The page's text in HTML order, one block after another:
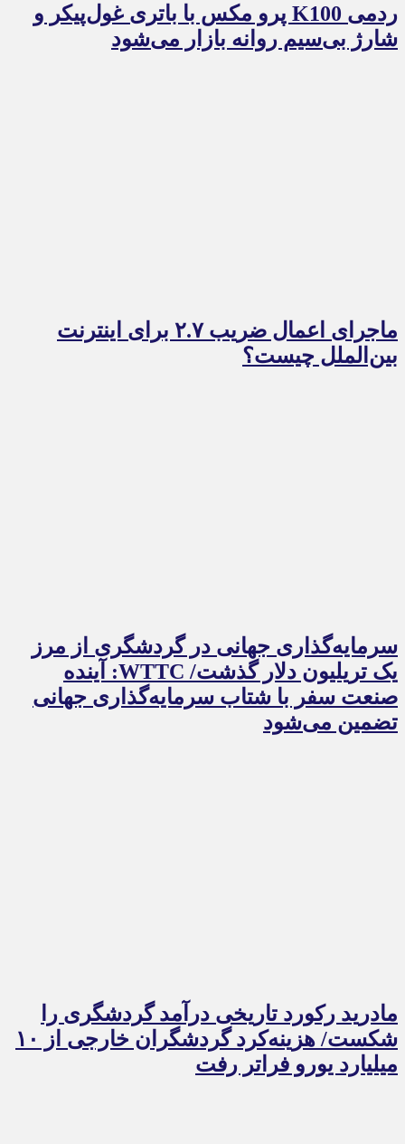
ردمی K100 پرو مکس با باتری غول‌پیکر و
شارژ بی‌سیم روانه بازار می‌شود
ماجرای اعمال ضریب ۲.۷ برای اینترنت
بین‌الملل چیست؟
سرمایه‌گذاری جهانی در گردشگری از مرز
یک تریلیون دلار گذشت/ WTTC: آینده
صنعت سفر با شتاب سرمایه‌گذاری جهانی
تضمین می‌شود
مادرید رکورد تاریخی درآمد گردشگری را
شکست/ هزینه‌کرد گردشگران خارجی از ۱۰
میلیارد یورو فراتر رفت